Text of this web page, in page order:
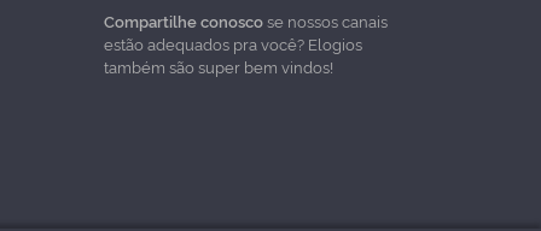
Compartilhe conoscose nossos canais
estão adequados pra você? Elogios
também são super bem vindos!